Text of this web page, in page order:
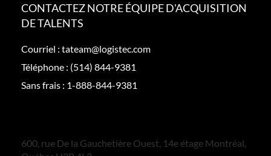
CONTACTEZ NOTRE ÉQUIPE D'ACQUISITION
DE TALENTS
Courriel : tateam@logistec.com
Téléphone : (514) 844-9381
Sans frais : 1-888-844-9381
600, rue De la Gauchetière Ouest, 14e étage Montréal,